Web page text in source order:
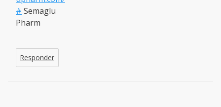
# Semaglu
Pharm
Responder